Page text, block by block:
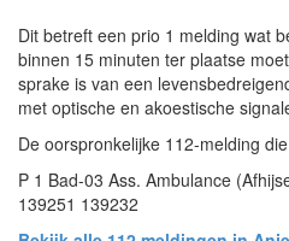
Dit betreft een prio 1 melding wat
binnen 15 minuten ter plaatse
sprake is van een
met optische en akoestische
De oorspronkelijke 112-melding
P 1 Bad-03 Ass. Ambulance
139251 139232